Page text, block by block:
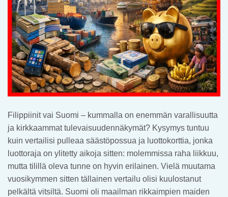
Filippiinit vai Suomi – kummalla on enemmän varallisuutta
ja kirkkaammat tulevaisuudennäkymät? Kysymys tuntuu
kuin vertailisi pulleaa säästöpossua ja luottokorttia, jonka
luottoraja on ylitetty aikoja sitten: molemmissa raha liikkuu,
mutta tilillä oleva tunne on hyvin erilainen. Vielä muutama
vuosikymmen sitten tällainen vertailu olisi kuulostanut
pelkältä vitsiltä. Suomi oli maailman rikkaimpien maiden